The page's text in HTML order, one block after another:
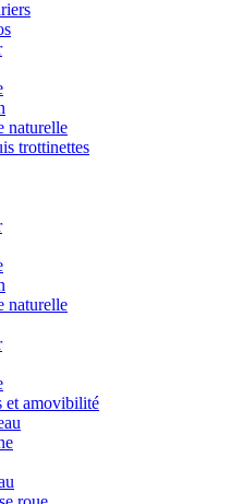
naturelle
trottinettes
naturelle
et amovibilité